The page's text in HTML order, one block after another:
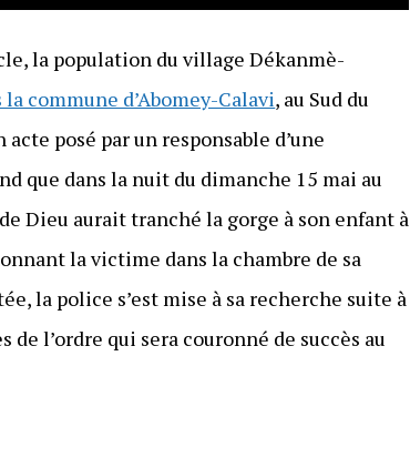
la population du village Dékanmè-
la commune d’Abomey-Calavi, au Sud du
posé par un responsable d’une
que dans la nuit du dimanche 15 mai au
Dieu aurait tranché la gorge à son enfant à
la victime dans la chambre de sa
la police s’est mise à sa recherche suite à
l’ordre qui sera couronné de succès au